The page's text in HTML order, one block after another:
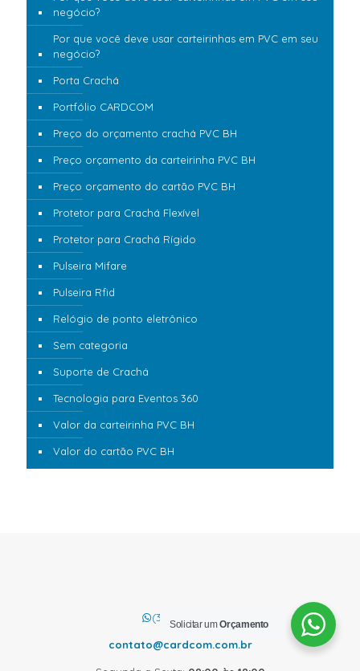
negócio?
Por que você deve usar carteirinhas em PVC em seu
negócio?
Porta Crachá
Portfólio CARDCOM
Preço do orçamento crachá PVC BH
Preço orçamento da carteirinha PVC BH
Preço orçamento do cartão PVC BH
Protetor para Crachá Flexível
Protetor para Crachá Rígido
Pulseira Mifare
Pulseira Rfid
Relógio de ponto eletrônico
Sem categoria
Suporte de Crachá
Tecnologia para Eventos 360
Valor da carteirinha PVC BH
Valor do cartão PVC BH
(31) 3889.4521
contato@cardcom.com.br
Solicitar umOrçamento